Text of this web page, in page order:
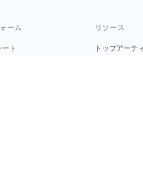
ーム
ト
リソース
トップアーテ